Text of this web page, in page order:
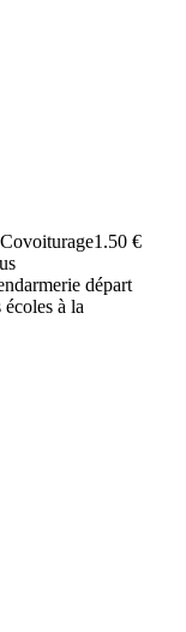
Covoiturage1.50 €
départ
à la